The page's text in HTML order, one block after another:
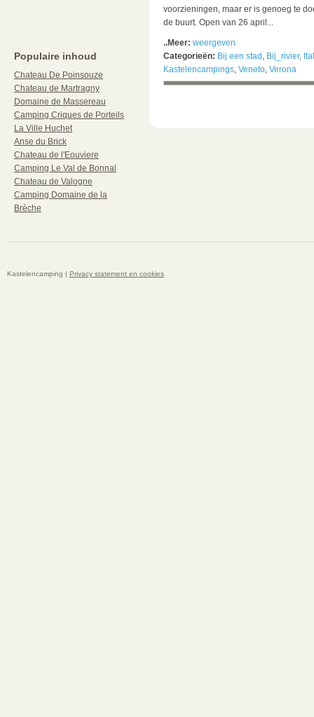
Populaire inhoud
Chateau De Poinsouze
Chateau de Martragny
Domaine de Massereau
Camping Criques de Porteils
La Ville Huchet
Anse du Brick
Chateau de l'Eouviere
Camping Le Val de Bonnal
Chateau de Valogne
Camping Domaine de la
Brèche
voorzieningen, maar er is genoeg te
de buurt. Open van 26 april...
..Meer: weergeven
Categorieën: Bij een stad , Bij_rivier,
Kastelencampings, Veneto, Verona
Kastelencamping | Privacy statement en cookies